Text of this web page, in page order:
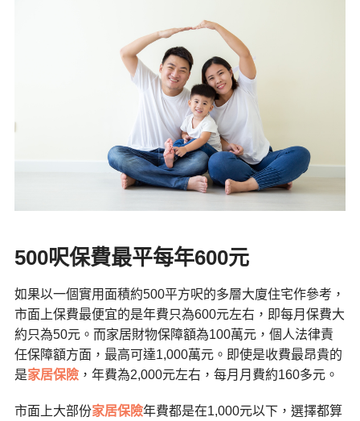
500呎保費最平每年600元
如果以一個實用面積約500平方呎的多層大廈住宅作參考，
市面上保費最便宜的是年費只為600元左右，即每月保費大
約只為50元。而家居財物保障額為100萬元，個人法律責
任保障額方面，最高可達1,000萬元。即使是收費最昂貴的
是家居保險，年費為2,000元左右，每月月費約160多元。
市面上大部份家居保險年費都是在1,000元以下，選擇都算